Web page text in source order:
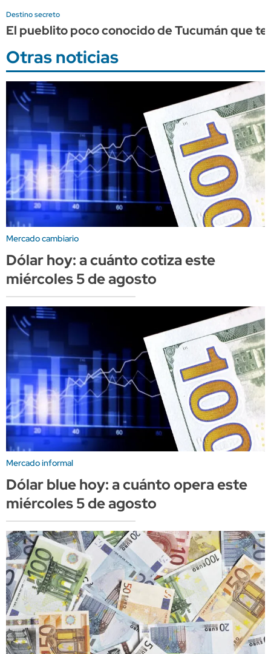
Destino secreto
El pueblito poco conocido de Tucumán que te
Otras noticias
Mercado cambiario
Dólar hoy: a cuánto cotiza este
miércoles 5 de agosto
Mercado informal
Dólar blue hoy: a cuánto opera este
miércoles 5 de agosto